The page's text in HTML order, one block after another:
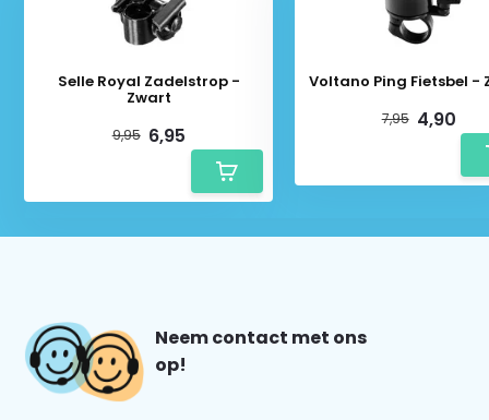
Selle Royal Zadelstrop -
Zwart
9,95 6,95
Voltano Ping Fietsbel -
7,95 4,90
Neem contact met ons
op!